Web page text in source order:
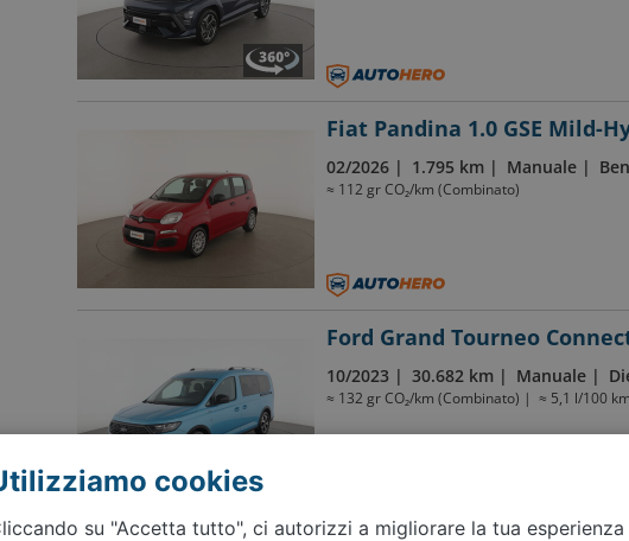
Fiat Pandina 1.0 GSE Mild-
02/2026 1.795 km Manuale
≈ 112 gr CO₂/km (Combinato)
Ford Grand Tourneo
10/2023 30.682 km Manuale
≈ 132 gr CO₂/km (Combinato) ≈ 5,1 l/100
cookies
su "Accetta tutto", ci autorizzi a migliorare la tua esperienza